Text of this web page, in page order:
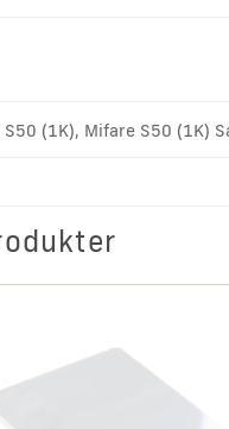
(1K), Mifare S50 (1K)